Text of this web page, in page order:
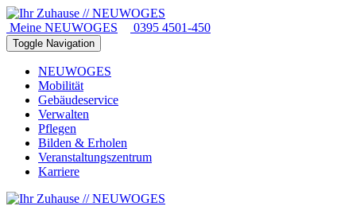
Meine NEUWOGES 0395 4501-450
Toggle Navigation
NEUWOGES
Mobilität
Gebäudeservice
Verwalten
Pflegen
Bilden & Erholen
Veranstaltungszentrum
Karriere